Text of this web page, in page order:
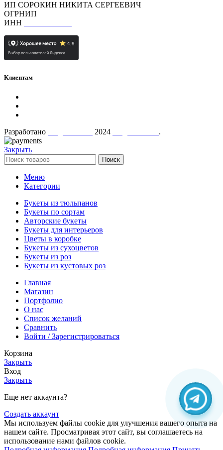
ИП СОРОКИН НИКИТА СЕРГЕЕВИЧ
ОГРНИП
ИНН
Клиентам
Разработано
2024 .
Закрыть
Поиск
Меню
Категории
Букеты из тюльпанов
Букеты по сортам
Авторские букеты
Букеты для интерьеров
Цветы в коробке
Букеты из сухоцветов
Букеты из роз
Букеты из кустовых роз
Главная
Магазин
Портфолио
О нас
Список желаний
Сравнить
Войти / Зарегистрироваться
Корзина
Закрыть
Вход
Закрыть
Еще нет аккаунта?
Создать аккаунт
Мы используем файлы cookie для улучшения вашего опыта на
нашем сайте. Просматривая этот сайт, вы соглашаетесь на
использование нами файлов cookie.